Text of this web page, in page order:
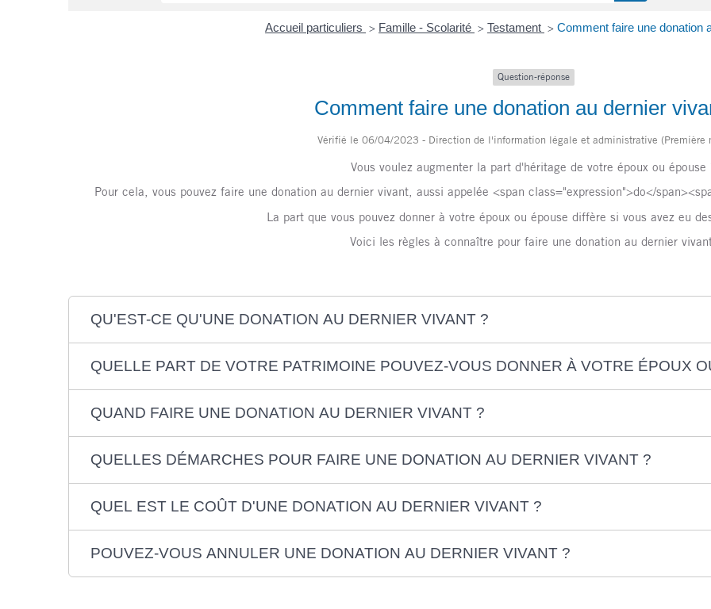
Accueil particuliers > Famille - Scolarité > Testament > Comment faire une donation
Question-réponse
Comment faire une donation au dernier
Vérifié le 06/04/2023 - Direction de l'information légale et administrative (Première
Vous voulez augmenter la part d'héritage de votre époux ou épouse
Pour cela, vous pouvez faire une donation au dernier vivant, aussi appelée <span class="expression">do</
La part que vous pouvez donner à votre époux ou épouse diffère si vous avez eu
Voici les règles à connaître pour faire une donation au dernier
QU'EST-CE QU'UNE DONATION AU DERNIER VIVANT ?
QUELLE PART DE VOTRE PATRIMOINE POUVEZ-VOUS DONNER À VOTRE ÉPOUX
QUAND FAIRE UNE DONATION AU DERNIER VIVANT ?
QUELLES DÉMARCHES POUR FAIRE UNE DONATION AU DERNIER VIVANT ?
QUEL EST LE COÛT D'UNE DONATION AU DERNIER VIVANT ?
POUVEZ-VOUS ANNULER UNE DONATION AU DERNIER VIVANT ?